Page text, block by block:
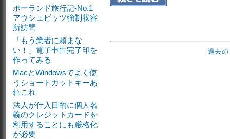
過去
ポーランド旅行記-No.1
アウシュビッツ強制収容
所訪問
「もう業者に頼まな
い！」電子申告完了印を
作ってみる
MacとWindowsでよく使
うショートカットキーあ
れこれ
法人が仕入目的に個人名
義のクレジットカードを
利用することにも厳格化
が必要